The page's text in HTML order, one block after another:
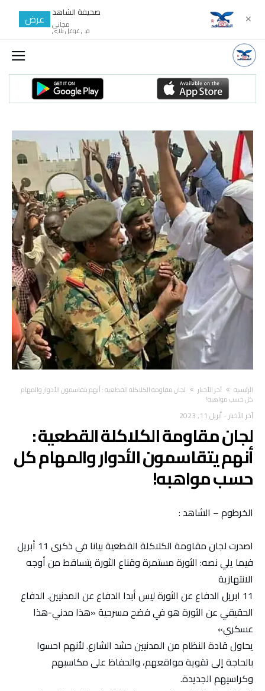
‫الرئيسية‬ آخر الأخبار
لجان مقاومة الكلاكلة القطعية : أنهم يتقاسمون الأدوار والمهام
كل حسب مواهبه!
آخر الأخبار-أبريل 11, 2023
لجان مقاومة الكلاكلة القطعية :
أنهم يتقاسمون الأدوار والمهام كل
حسب مواهبه!
الخرطوم – الشاهد :
اصدرت لجان مقاومة الكلاكلة القطعية بيانا في ذكرى 11 أبريل
فيما يلي نصه: الثورة مستمرة وقناع الثورة يتساقط من أوجه
الانتهازية
11 ابريل الدفاع عن الثورة ليس أبدا الدفاع عن المدنيين. الدفاع
الحقيقي عن الثورة هو في فضح مسرحية «هذا مدني-هذا
عسكري»
يحاول قادة النظام من المدنيين حشد الشارع. لأنهم احسوا
بالحاجة إلى تقوية مواقعهم، والحفاظ على مكاسبهم
وكراسيهم الجديدة.
✕ صحيفة الشاهد
مجانى
في غوغل بلاي
عرض